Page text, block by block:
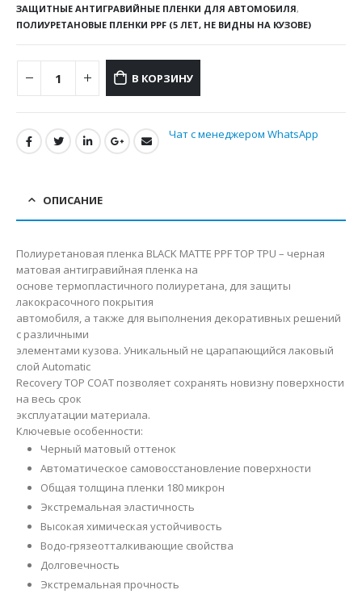
ЗАЩИТНЫЕ АНТИГРАВИЙНЫЕ ПЛЕНКИ ДЛЯ АВТОМОБИЛЯ,
ПОЛИУРЕТАНОВЫЕ ПЛЕНКИ PPF (5 ЛЕТ, НЕ ВИДНЫ НА КУЗОВЕ)
В КОРЗИНУ
Чат с менеджером WhatsApp
ОПИСАНИЕ
Полиуретановая пленка BLACK MATTE PPF TOP TPU – черная
матовая антигравийная пленка на
основе термопластичного полиуретана, для защиты
лакокрасочного покрытия
автомобиля, а также для выполнения декоративных решений
с различными
элементами кузова. Уникальный не царапающийся лаковый
слой Automatic
Recovery TOP COAT позволяет сохранять новизну поверхности
на весь срок
эксплуатации материала.
Ключевые особенности:
Черный матовый оттенок
Автоматическое самовосстановление поверхности
Общая толщина пленки 180 микрон
Экстремальная эластичность
Высокая химическая устойчивость
Водо-грязеотталкивающие свойства
Долговечность
Экстремальная прочность